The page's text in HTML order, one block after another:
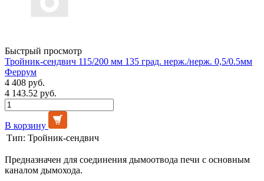
Быстрый просмотр
Тройник-сендвич 115/200 мм 135 град. нерж./нерж. 0,5/0.5мм
Феррум
4 408 руб.
4 143.52 руб.
В корзину
Тип: Тройник-сендвич
Предназначен для соединения дымоотвода печи с основным
каналом дымохода.